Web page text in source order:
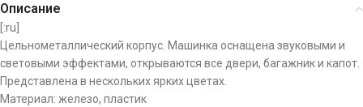
Описание
[:ru]
Цельнометаллический корпус. Машинка оснащена звуковыми и
световыми эффектами, открываются все двери, багажник и капот.
Представлена в нескольких ярких цветах.
Материал: железо, пластик